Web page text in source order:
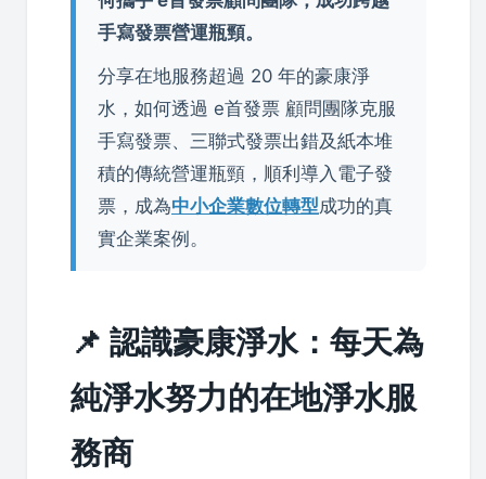
手寫發票營運瓶頸。
分享在地服務超過 20 年的豪康淨
水，如何透過 e首發票 顧問團隊克服
手寫發票、三聯式發票出錯及紙本堆
積的傳統營運瓶頸，順利導入電子發
票，成為中小企業數位轉型成功的真
實企業案例。
📌 認識豪康淨水：每天為
純淨水努力的在地淨水服
務商